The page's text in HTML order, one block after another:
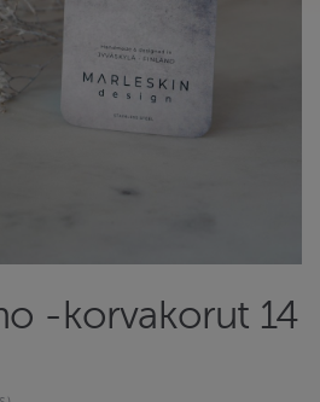
-korvakorut 14